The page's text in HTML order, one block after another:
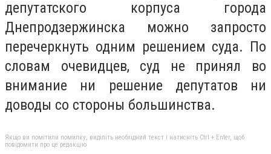
депутатского корпуса города
Днепродзержинска можно запросто
перечеркнуть одним решением суда. По
словам очевидцев, суд не принял во
внимание ни решение депутатов ни
доводы со стороны большинства.
Якщо ви помітили помилку, виділіть необхідний текст і натисніть Ctrl + Enter, щоб
повідомити про це редакцію